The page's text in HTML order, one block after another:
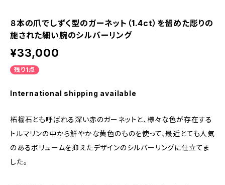
８本の爪でしずく型のガーネット（1.4ct）を留めた彫りの
施された細い腕のシルバーリング
¥33,000
残り1点
International shipping available
柘榴石とも呼ばれる深い赤のガーネットと、様々な色が存在する
トルマリンの中から鮮やかな黄色のものを使って、最近とても人気
のあるボリュームを抑えたデザインのシルバーリングに仕立てま
した。